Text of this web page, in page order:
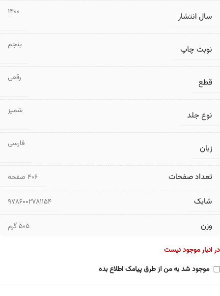
سال انتشار 1400
نوبت چاپ پنجم
قطع رقعی
نوع جلد شمیز
زبان فارسی
تعداد صفحات ۴۰۶ صفحه
شابک 9786002781154
وزن 505 گرم
در انبار موجود نیست
موجود شد به من از طرق پیامک اطلاع بده